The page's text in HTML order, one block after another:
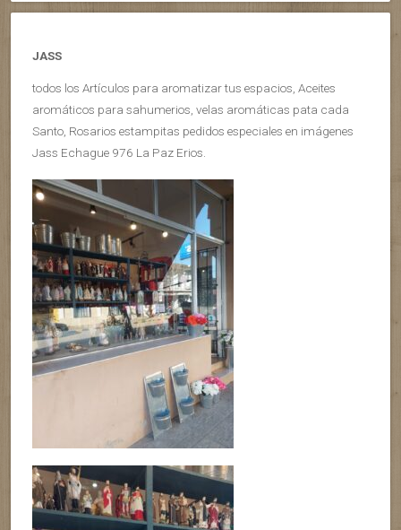
JASS
todos los Artículos para aromatizar tus espacios, Aceites
aromáticos para sahumerios, velas aromáticas pata cada
Santo, Rosarios estampitas pedidos especiales en imágenes
Jass Echague 976 La Paz Erios.